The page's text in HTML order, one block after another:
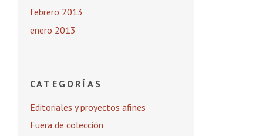
febrero 2013
enero 2013
CATEGORÍAS
Editoriales y proyectos afines
Fuera de colección